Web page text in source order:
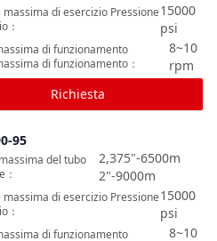
15000
psi
massima di esercizio Pressione
：
8~10
rpm
di funzionamento
di funzionamento ：
Richiesta
95
2,375"-6500m
2"-9000m
del tubo
：
15000
psi
massima di esercizio Pressione
：
8~10
di funzionamento